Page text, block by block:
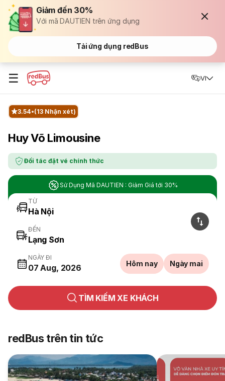
Giảm đến 30%
Với mã DAUTIEN trên ứng dụng
Tải ứng dụng redBus
☰ VI
3.54 (13 Nhận xét)
Huy Võ Limousine
Đối tác đặt vé chính thức
Sử Dụng Mã DAUTIEN : Giảm Giá tới 30%
TỪ
ĐẾN
NGÀY ĐI
07 Aug, 2026 Hôm nay Ngày mai
TÌM KIẾM XE KHÁCH
redBus trên tin tức